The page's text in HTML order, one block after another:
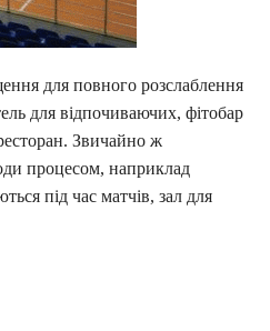
для повного розслаблення
для відпочиваючих, фітобар
Звичайно ж
процесом, наприклад
під час матчів, зал для